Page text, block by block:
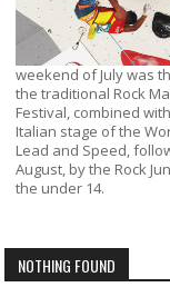
weekend of July was
the traditional Rock
Festival, combined
Italian stage of the
Lead and Speed,
August, by the Rock
the under 14.
NOTHING FOUND